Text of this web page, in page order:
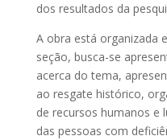
dos resultados da
A obra está organizada
seção, busca-se
acerca do tema,
ao resgate histórico,
de recursos humanos e
das pessoas com